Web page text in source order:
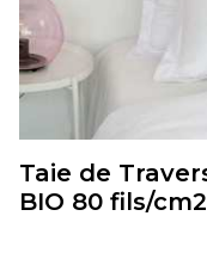
Taie de
BIO 80 fils/cm2